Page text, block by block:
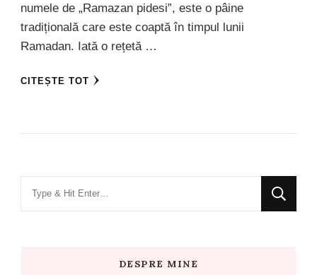
numele de „Ramazan pidesi”, este o pâine
tradițională care este coaptă în timpul lunii
Ramadan. Iată o rețetă …
CITEȘTE TOT
DESPRE MINE